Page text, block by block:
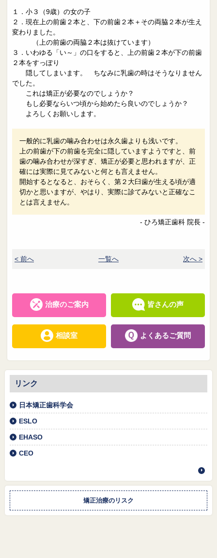
１．小３（9歳）の女の子
２．現在上の前歯２本と、下の前歯２本＋その両脇２本が生え
変わりました。
（上の前歯の両脇２本は抜けています）
３．いわゆる「い～」の口をすると、上の前歯２本が下の前歯
２本をすっぽり
隠してしまいます。 ちなみに乳歯の時はそうなりません
でした。
これは矯正が必要なのでしょうか？
もし必要ならいつ頃から始めたら良いのでしょうか？
よろしくお願いします。
一般的に乳歯の噛み合わせは永久歯よりも浅いです。
上の前歯が下の前歯を完全に隠していますようですと、前
歯の噛み合わせが深すぎ、矯正が必要と思われますが、正
確には実際に見てみないと何とも言えません。
開始するとなると、おそらく、第２大臼歯が生える頃が適
切かと思いますが、やはり、実際に診てみないと正確なこ
とは言えません。
- ひろ矯正歯科 院長 -
< 前へ 一覧へ 次へ >
治療のご案内 皆さんの声
相談室 よくあるご質問
リンク
日本矯正歯科学会
ESLO
EHASO
CEO
矯正治療のリスク